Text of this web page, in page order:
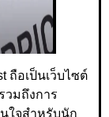
ถือเป็นเว็บไซต์
วมถึงการ
ใจสำหรับนัก